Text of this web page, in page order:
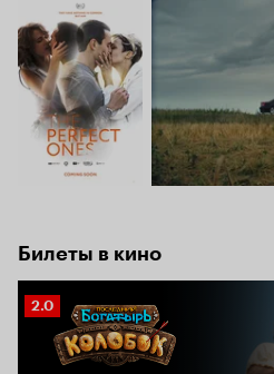
Билеты в кино
Рейтинг
Кинопоиска
2.0